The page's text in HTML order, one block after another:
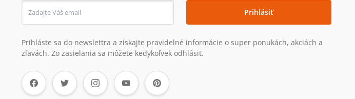
Prihlásiť
Prihláste sa do newslettra a získajte pravidelné informácie o super ponukách, akciách a
zľavách. Zo zasielania sa môžete kedykoľvek odhlásiť.